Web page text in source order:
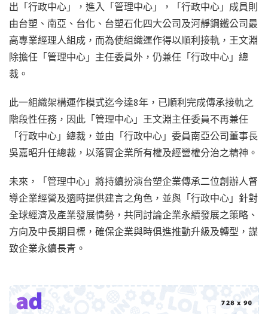
出「行政中心」，進入「管理中心」，「行政中心」成員則
由台塑、南亞、台化、台塑石化四大公司及河靜鋼鐵公司最
高專業經理人組成，而為使組織運作得以順利接軌，王文淵
除擔任「管理中心」主任委員外，仍兼任「行政中心」總
裁。
此一組織架構運作模式迄今達8年，已順利完成傳承接軌之
階段性任務，因此「管理中心」王文淵主任委員不再兼任
「行政中心」總裁，並由「行政中心」委員南亞公司董事長
吳嘉昭升任總裁，以落實企業所有權及經營權分治之精神。
未來，「管理中心」將持續扮演台塑企業傳承二位創辦人督
導企業經營及適時提供建言之角色，並與「行政中心」針對
全球經濟及產業發展情勢，共同討論企業永續發展之策略、
方向及中長期目標，確保企業與時俱進推動升級及轉型，謀
致企業永續長青。